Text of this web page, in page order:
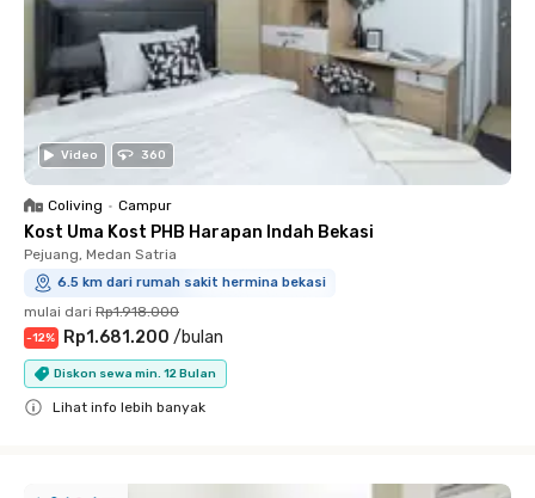
Video 360
Coliving • Campur
Kost Uma Kost PHB Harapan Indah Bekasi
Pejuang, Medan Satria
6.5 km dari rumah sakit hermina bekasi
mulai dari Rp1.918.000
-12% Rp1.681.200 /bulan
Diskon sewa min. 12 Bulan
Lihat info lebih banyak